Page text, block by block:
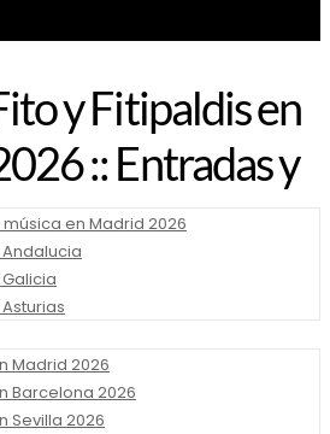
en Madrid 2026
Madrid 2026
Barcelona 2026
Sevilla 2026
y Fitipaldis en
:: Entradas y